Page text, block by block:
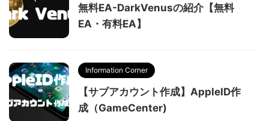
無料EA-DarkVenusの紹介【無料
EA・有料EA】
Information Corner
【サブアカウント作成】AppleID作
成（GameCenter)